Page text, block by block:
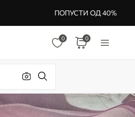
ПОПУСТИ ОД 40%
0 0